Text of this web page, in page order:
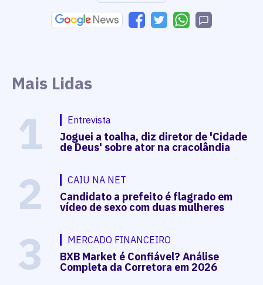
Mais Lidas
1 Entrevista
Joguei a toalha, diz diretor de 'Cidade
de Deus' sobre ator na cracolândia
2 CAIU NA NET
Candidato a prefeito é flagrado em
vídeo de sexo com duas mulheres
3 MERCADO FINANCEIRO
BXB Market é Confiável? Análise
Completa da Corretora em 2026